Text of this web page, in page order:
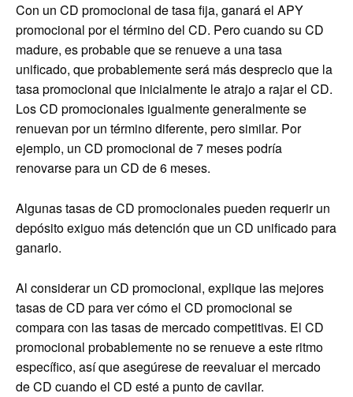
Con un CD promocional de tasa fija, ganará el APY
promocional por el término del CD. Pero cuando su CD
madure, es probable que se renueve a una tasa
unificado, que probablemente será más desprecio que la
tasa promocional que inicialmente le atrajo a rajar el CD.
Los CD promocionales igualmente generalmente se
renuevan por un término diferente, pero similar. Por
ejemplo, un CD promocional de 7 meses podría
renovarse para un CD de 6 meses.
Algunas tasas de CD promocionales pueden requerir un
depósito exiguo más detención que un CD unificado para
ganarlo.
Al considerar un CD promocional, explique las mejores
tasas de CD para ver cómo el CD promocional se
compara con las tasas de mercado competitivas. El CD
promocional probablemente no se renueve a este ritmo
específico, así que asegúrese de reevaluar el mercado
de CD cuando el CD esté a punto de cavilar.